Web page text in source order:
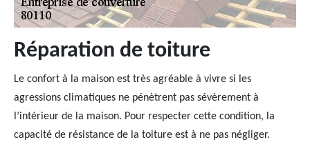
Réparation de toiture
Le confort à la maison est très agréable à vivre si les
agressions climatiques ne pénètrent pas sévèrement à
l’intérieur de la maison. Pour respecter cette condition, la
capacité de résistance de la toiture est à ne pas négliger.